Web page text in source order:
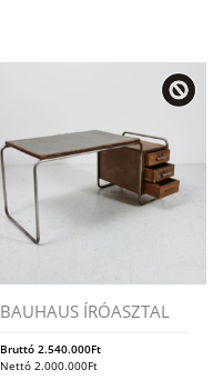
BAUHAUS ÍRÓASZTAL
Bruttó2.540.000Ft
Nettó2.000.000Ft